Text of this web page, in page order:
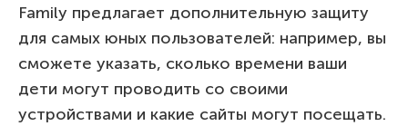
Family предлагает дополнительную защиту
для самых юных пользователей: например, вы
сможете указать, сколько времени ваши
дети могут проводить со своими
устройствами и какие сайты могут посещать.